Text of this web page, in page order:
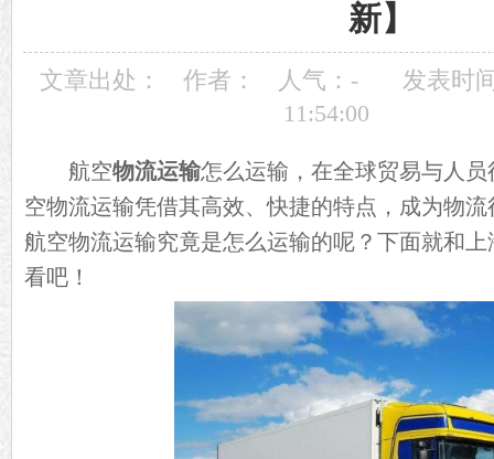
新】
文章出处： 作者： 人气： -
发表时
11:54:00
航空物流运输怎么运输，在全球贸易与人
空物流运输凭借其高效、快捷的特点，成为物
航空物流运输究竟是怎么运输的呢？下面就和
看吧！